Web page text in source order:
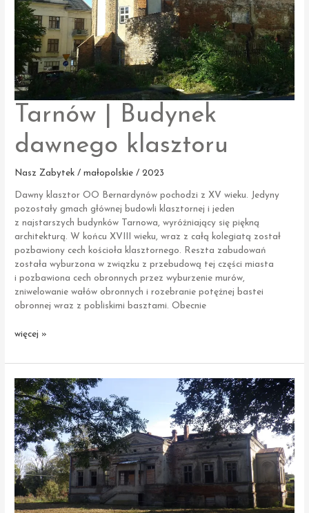
Tarnów | Budynek
dawnego klasztoru
Nasz Zabytek / małopolskie / 2023
Dawny klasztor OO Bernardynów pochodzi z XV wieku. Jedyny
pozostały gmach głównej budowli klasztornej i jeden
z najstarszych budynków Tarnowa, wyróżniający się piękną
architekturą. W końcu XVIII wieku, wraz z całą kolegiatą został
pozbawiony cech kościoła klasztornego. Reszta zabudowań
została wyburzona w związku z przebudową tej części miasta
i pozbawiona cech obronnych przez wyburzenie murów,
zniwelowanie wałów obronnych i rozebranie potężnej bastei
obronnej wraz z pobliskimi basztami. Obecnie
Tarnów
Budynek
klasztoru
więcej »